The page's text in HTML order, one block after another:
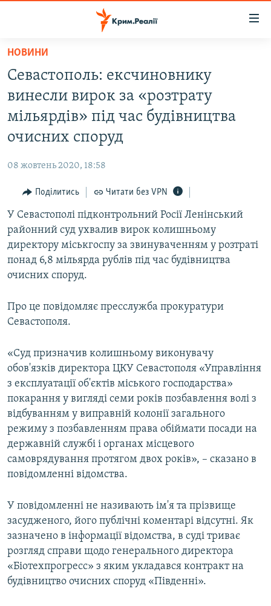
Перейти
основного
матеріалу
Перейти
до
основної
Перейти
пошуку
ВІДЕО ТА ФОТО
ІНТЕРВ'Ю
ВСЕ ЗА ДЕНЬ
СПЕЦПРОЕКТИ
ДЕПОРТАЦІЯ
ВІДЕОУРОКИ «ELIFBE»
СВІДЧЕННЯ ОКУПАЦІЇ
УКРАЇНСЬКА ПРОБЛЕМА КРИМУ
ЯК ОБІЙТИ БЛОКУВАННЯ
Qırımtatar
Усі сайти RFE/RL
НОВИНИ
Севастополь: ексчиновнику
винесли вирок за «розтрату
мільярдів» під час будівництва
очисних споруд
08 жовтень 2020, 18:58
Поділитись Читати без VPN
У Севастополі підконтрольний Росії Ленінський
районний суд ухвалив вирок колишньому
директору міськгоспу за звинуваченням у розтраті
понад 6,8 мільярда рублів під час будівництва
очисних споруд.
Про це повідомляє пресслужба прокуратури
Севастополя.
«Суд призначив колишньому виконувачу
обов'язків директора ЦКУ Севастополя «Управління
з експлуатації об'єктів міського господарства»
покарання у вигляді семи років позбавлення волі з
відбуванням у виправній колонії загального
режиму з позбавленням права обіймати посади на
державній службі і органах місцевого
самоврядування протягом двох років», – сказано в
повідомленні відомства.
У повідомленні не називають ім'я та прізвище
засудженого, його публічні коментарі відсутні. Як
зазначено в інформації відомства, в суді триває
розгляд справи щодо генерального директора
«Біотехпрогресс» з яким укладався контракт на
будівництво очисних споруд «Південні».